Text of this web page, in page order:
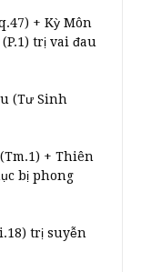
+ Kỳ Môn
trị vai đau
(Tư Sinh
+ Thiên
bị phong
trị suyễn